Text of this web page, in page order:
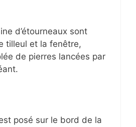
d’étourneaux sont
tilleul et la fenêtre,
de pierres lancées par
posé sur le bord de la